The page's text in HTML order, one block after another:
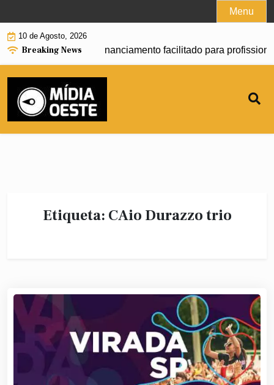
to
content
Menu
10 de Agosto, 2026
Breaking News
começa a oferecer financiamento facilitado para
Etiqueta: CAio Durazzo trio